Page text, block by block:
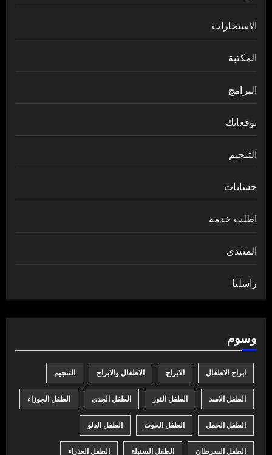
الاستخارات
المكتبة
البرامج
توقعاتك
التنجيم
حسابات
اطلب خدمة
المنتدى
راسلنا
وسوم
ابراج الاطفال الابراج الاطفال والابراج التنجيم
الطفل الاسد الطفل الثور الطفل الجدي الطفل الجوزاء
الطفل الحمل الطفل الحوت الطفل الدلو
الطفل السرطان الطفل السنبلة الطفل العذراء